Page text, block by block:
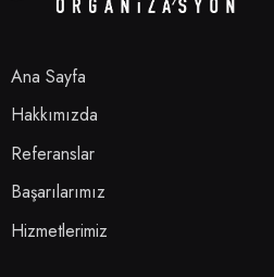
Ana Sayfa
Hakkımızda
Referanslar
Başarılarımız
Hizmetlerimiz